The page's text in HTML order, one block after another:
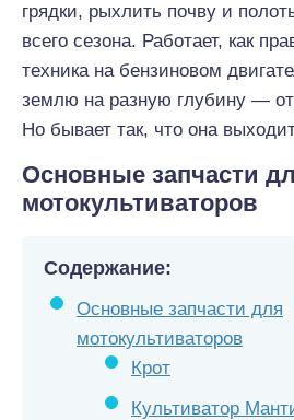
грядки, рыхлить почву и
всего сезона. Работает, как
техника на бензиновом
землю на разную глубину —
Но бывает так, что она
Основные запчасти
мотокультиваторов
Содержание:
Основные запчасти для
мотокультиваторов
Крот
Культиватор